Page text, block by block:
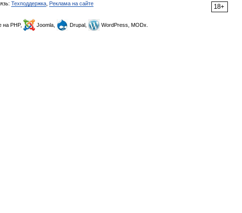
18+
Техподдержка Реклама на сайте
на PHP, Joomla, Drupal, WordPress, MODx.